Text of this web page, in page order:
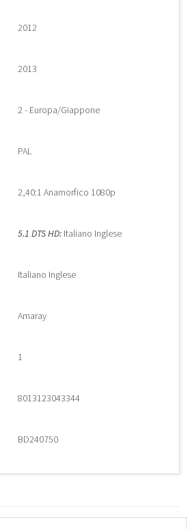
2012
2013
2 - Europa/Giappone
PAL
2,40:1 Anamorfico 1080p
5.1 DTS HD: Italiano Inglese
Italiano Inglese
Amaray
1
8013123043344
BD240750